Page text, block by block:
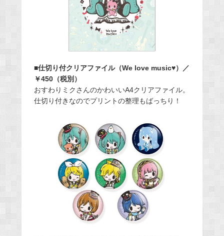
■仕切り付クリアファイル（We love music♥）／
￥450（税別）
おすわりミクさんのかわいいA4クリアファイル。
仕切り付きなのでプリントの整理もばっちり！